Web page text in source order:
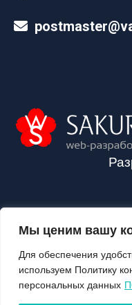
Мы ценим вашу
Для обеспечения
используем Политику
персональных данных
2024©VALOZHIN.BY -
О ГАЗЕТЕ